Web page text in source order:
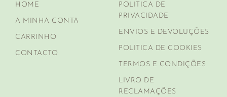
HOME
A MINHA CONTA
CARRINHO
CONTACTO
POLITICA DE
PRIVACIDADE
ENVIOS E DEVOLUÇÕES
POLITICA DE COOKIES
TERMOS E CONDIÇÕES
LIVRO DE
RECLAMAÇÕES